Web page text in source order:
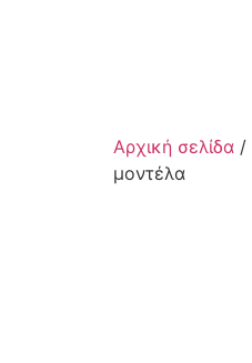
Αρχική σελίδα /
μοντέλα